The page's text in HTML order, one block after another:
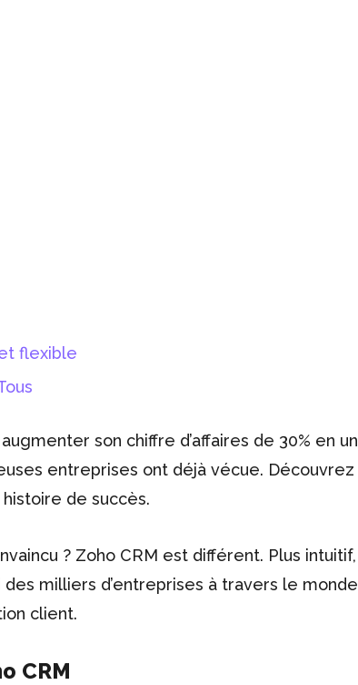
flexible
son chiffre d’affaires de 30% en un
entreprises ont déjà vécue. Découvrez
de succès.
? Zoho CRM est différent. Plus intuitif,
milliers d’entreprises à travers le monde
client.
CRM